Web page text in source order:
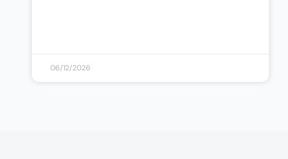
06/12/2026